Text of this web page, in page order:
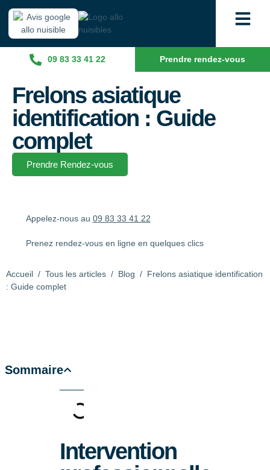
09 83 33 41 22 Prendre rendez-vous
Frelons asiatique
identification : Guide
complet
Prendre Rendez-vous
Appelez-nous au 09 83 33 41 22
Prenez rendez-vous en ligne en quelques clics
Accueil / Tous les articles / Blog / Frelons asiatique identification
: Guide complet
Sommaire
Intervention